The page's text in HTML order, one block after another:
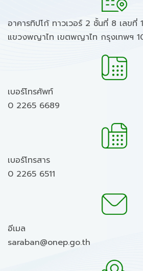
อาคารทิปโก้ ทาวเวอร์ 2 ชั้นที่ 8 เลขที่
แขวงพญาไท เขตพญาไท กรุงเทพฯ
เบอร์โทรศัพท์
0 2265 6689
เบอร์โทรสาร
0 2265 6511
อีเมล
saraban@onep.go.th